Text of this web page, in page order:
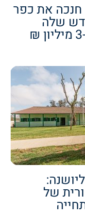
חנכה את כפר
שלה
של